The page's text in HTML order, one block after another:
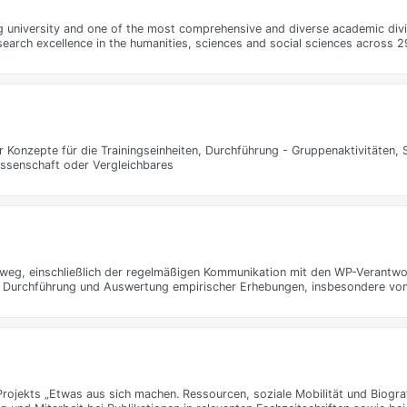
and one of the most comprehensive and diverse academic
excellence in the humanities, sciences and social sciences across
für die Trainingseinheiten, Durchführung - Gruppenaktivitäten,
oder Vergleichbares
einschließlich der regelmäßigen Kommunikation mit den WP-
und Auswertung empirischer Erhebungen, insbesondere
„Etwas aus sich machen. Ressourcen, soziale Mobilität und